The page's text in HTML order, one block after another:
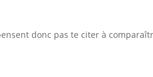
donc pas te citer à